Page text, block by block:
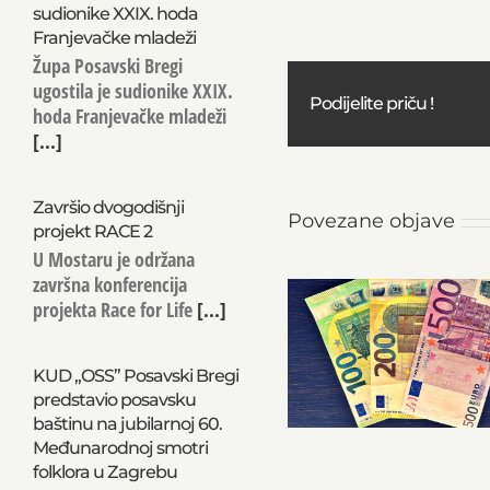
Podijelite priču !
Povezane objave
sudionike XXIX. hoda
Franjevačke mladeži
Župa Posavski Bregi
ugostila je sudionike XXIX.
hoda Franjevačke mladeži
[...]
Završio dvogodišnji
projekt RACE 2
U Mostaru je održana
završna konferencija
projekta Race for Life[...]
KUD „OSS” Posavski Bregi
predstavio posavsku
baštinu na jubilarnoj 60.
Međunarodnoj smotri
folklora u Zagrebu